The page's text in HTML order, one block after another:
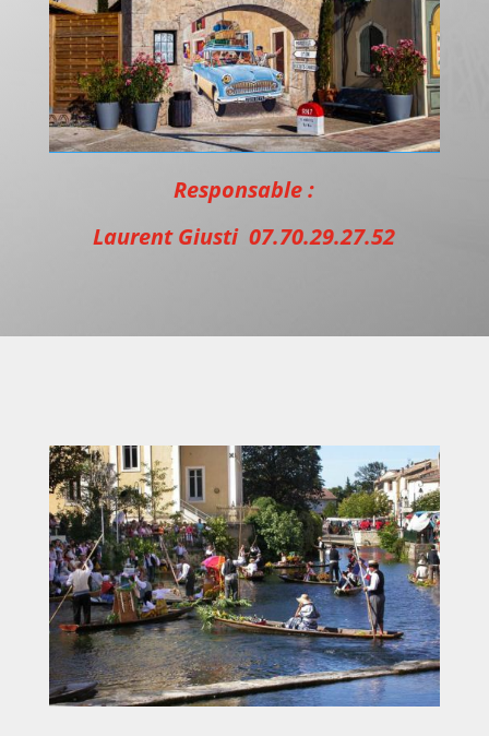
Responsable :
Laurent Giusti 07.70.29.27.52